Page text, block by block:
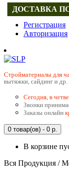
Регистрация
Авторизация
Cтройматериалы для
вытяжки, сайдинг и
Сегодня, в
Звонки
Заказы онлайн
0 товар(ов) - 0 р.
В корзине
Вся Продукция /
ДОСТАВКА